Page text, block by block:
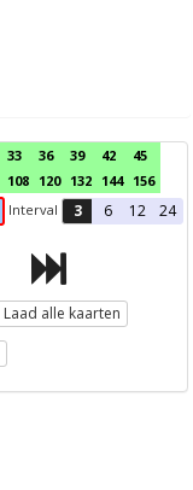
33 36 39 42
45
108 120 132 144 156
Interval 3 6 12 24
Laad alle kaarten